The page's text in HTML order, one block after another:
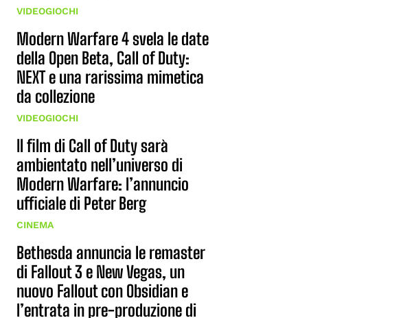
VIDEOGIOCHI
Modern Warfare 4 svela le date
della Open Beta, Call of Duty:
NEXT e una rarissima mimetica
da collezione
VIDEOGIOCHI
Il film di Call of Duty sarà
ambientato nell’universo di
Modern Warfare: l’annuncio
ufficiale di Peter Berg
CINEMA
Bethesda annuncia le remaster
di Fallout 3 e New Vegas, un
nuovo Fallout con Obsidian e
l’entrata in pre-produzione di